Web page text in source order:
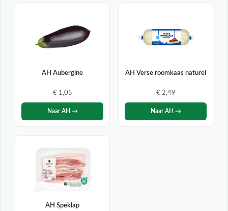
AH Aubergine
€ 1,05
Naar AH →
AH Verse roomkaas naturel
€ 2,49
Naar AH →
AH Speklap